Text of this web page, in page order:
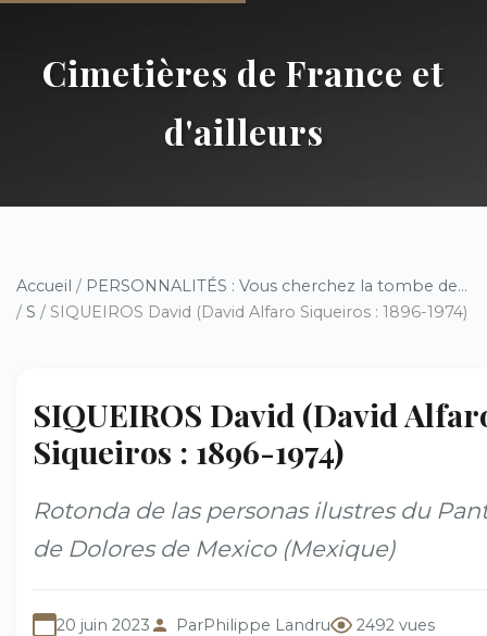
Cimetières de France et
d'ailleurs
Accueil / PERSONNALITÉS : Vous cherchez la tombe de...
/ S / SIQUEIROS David (David Alfaro Siqueiros : 1896-1974)
SIQUEIROS David (David
Siqueiros : 1896-1974)
Rotonda de las personas ilustres du
de Dolores de Mexico (Mexique)
20 juin 2023 ParPhilippe Landru 2492 vues